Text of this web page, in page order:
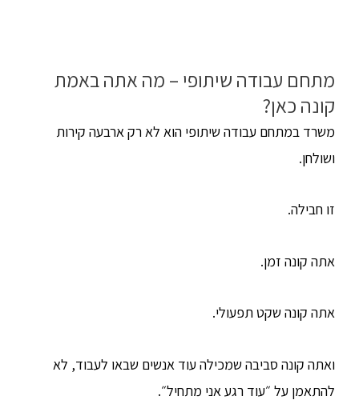
מתחם עבודה שיתופי – מה אתה באמת
קונה כאן?
משרד במתחם עבודה שיתופי הוא לא רק ארבעה קירות
ושולחן.
זו חבילה.
אתה קונה זמן.
אתה קונה שקט תפעולי.
ואתה קונה סביבה שמכילה עוד אנשים שבאו לעבוד, לא
להתאמן על ״עוד רגע אני מתחיל״.